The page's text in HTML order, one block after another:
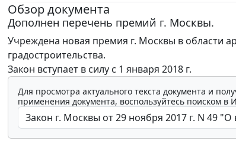
Обзор документа
Дополнен перечень премий г. Москвы.
Учреждена новая премия г. Москвы в области
градостроительства.
Закон вступает в силу с 1 января 2018 г.
Для просмотра актуального текста документа и
применения документа, воспользуйтесь поиском в